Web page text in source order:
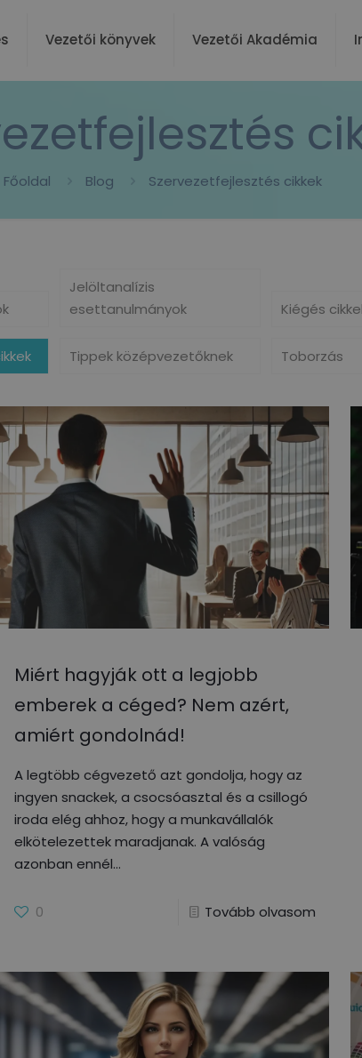
Vezetői könyvek Vezetői Akadémia
Főoldal Blog Szervezetfejlesztés cikkek
Jelöltanalízis
esettanulmányok
Kiégés
Tippek középvezetőknek Toborzás
Miért hagyják ott a legjobb
emberek a céged? Nem azért,
amiért gondolnád!
A legtöbb cégvezető azt gondolja, hogy az
ingyen snackek, a csocsóasztal és a csillogó
iroda elég ahhoz, hogy a munkavállalók
elkötelezettek maradjanak. A valóság
azonban ennél
0 Tovább olvasom